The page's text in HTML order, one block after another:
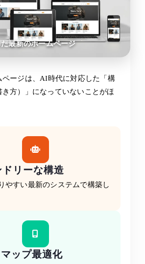
最新のホームページ
ページは、AI時代に対応した「構
方）」になっていないことがほ
リーな構造
やすい最新のシステムで構築し
ップ最適化